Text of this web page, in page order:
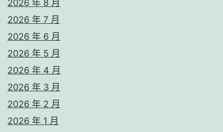
2026 年 8 月
2026 年 7 月
2026 年 6 月
2026 年 5 月
2026 年 4 月
2026 年 3 月
2026 年 2 月
2026 年 1 月